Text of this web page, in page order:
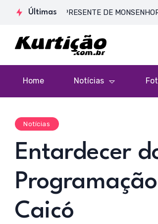
Últimas
CORPO PRESENTE DE MONSENHOR
Home Notícias
Notícias
Entardecer
Caicó